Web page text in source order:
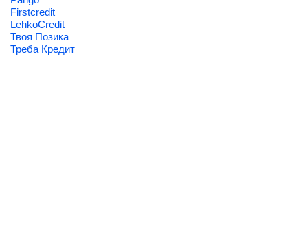
Firstcredit
LehkoCredit
Твоя Позика
Треба Кредит